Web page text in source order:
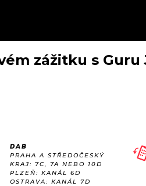
zážitku s Guru
DAB
PRAHA A STŘEDOČESKÝ
KRAJ: 7C, 7A NEBO 10D
PLZEŇ: KANÁL 6D
OSTRAVA: KANÁL 7D